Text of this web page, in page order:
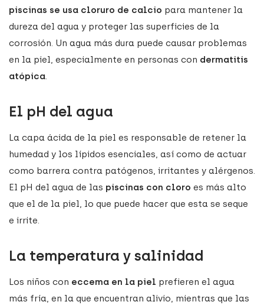
piscinas se usa cloruro de calcio para mantener la
dureza del agua y proteger las superficies de la
corrosión. Un agua más dura puede causar problemas
en la piel, especialmente en personas con dermatitis
atópica.
El pH del agua
La capa ácida de la piel es responsable de retener la
humedad y los lípidos esenciales, así como de actuar
como barrera contra patógenos, irritantes y alérgenos.
El pH del agua de las piscinas con cloro es más alto
que el de la piel, lo que puede hacer que esta se seque
e irrite.
La temperatura y salinidad
Los niños con eccema en la piel prefieren el agua
más fría, en la que encuentran alivio, mientras que las